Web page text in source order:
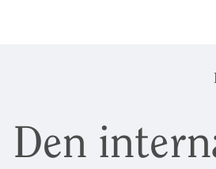
Den